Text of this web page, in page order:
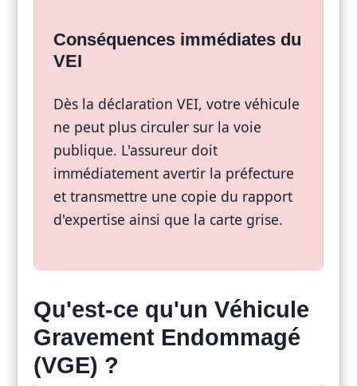
Conséquences immédiates du
VEI
Dès la déclaration VEI, votre véhicule
ne peut plus circuler sur la voie
publique. L'assureur doit
immédiatement avertir la préfecture
et transmettre une copie du rapport
d'expertise ainsi que la carte grise.
Qu'est-ce qu'un Véhicule
Gravement Endommagé
(VGE) ?